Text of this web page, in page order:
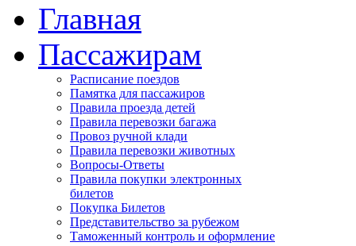
Главная
Пассажирам
Расписание поездов
Памятка для пассажиров
Правила проезда детей
Правила перевозки багажа
Провоз ручной клади
Правила перевозки животных
Вопросы-Ответы
Правила покупки электронных
билетов
Покупка Билетов
Представительство за рубежом
Таможенный контроль и оформление